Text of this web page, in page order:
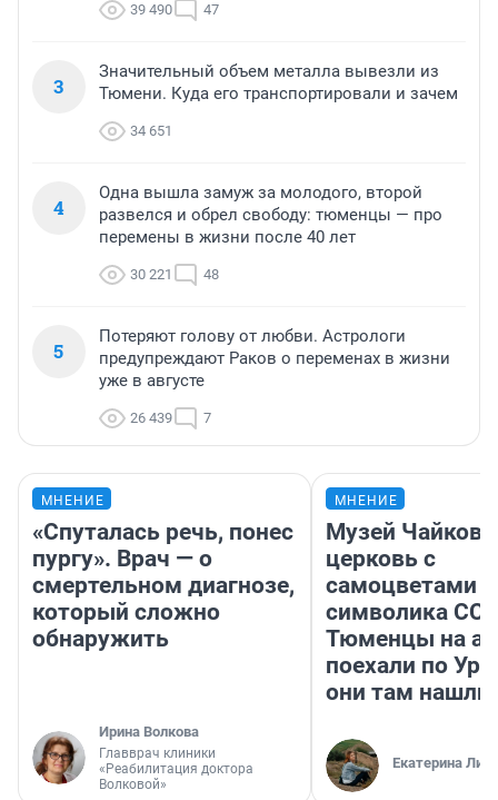
39 490 47
3
Значительный объем металла вывезли из
Тюмени. Куда его транспортировали и зачем
34 651
4
Одна вышла замуж за молодого, второй
развелся и обрел свободу: тюменцы — про
перемены в жизни после 40 лет
30 221 48
5
Потеряют голову от любви. Астрологи
предупреждают Раков о переменах в жизни
уже в августе
26 439 7
МНЕНИЕ
«Спуталась речь, понес
пургу». Врач — о
смертельном диагнозе,
который сложно
обнаружить
Ирина Волкова
Главврач клиники
«Реабилитация доктора
Волковой»
МНЕНИЕ
Музей
церковь с
самоцветами
символика
Тюменцы на
поехали по
они там нашли
Екатерина